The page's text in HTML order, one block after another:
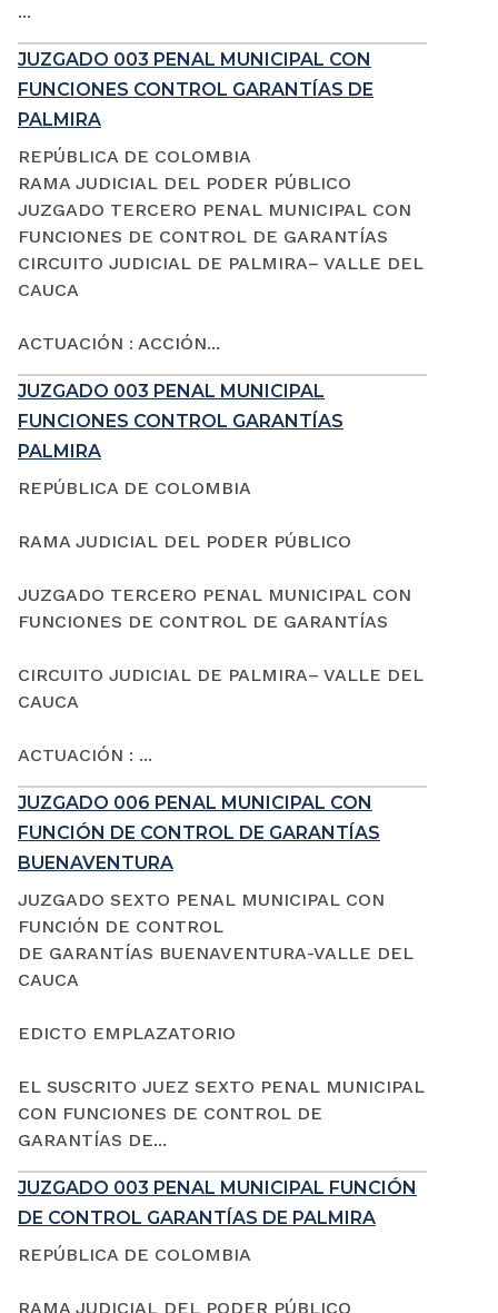
...
JUZGADO 003 PENAL MUNICIPAL CON
FUNCIONES CONTROL GARANTÍAS DE
PALMIRA
REPÚBLICA DE COLOMBIA
RAMA JUDICIAL DEL PODER PÚBLICO
JUZGADO TERCERO PENAL MUNICIPAL CON
FUNCIONES DE CONTROL DE GARANTÍAS
CIRCUITO JUDICIAL DE PALMIRA– VALLE DEL
CAUCA
ACTUACIÓN : ACCIÓN...
JUZGADO 003 PENAL MUNICIPAL
FUNCIONES CONTROL GARANTÍAS
PALMIRA
REPÚBLICA DE COLOMBIA
RAMA JUDICIAL DEL PODER PÚBLICO
JUZGADO TERCERO PENAL MUNICIPAL CON
FUNCIONES DE CONTROL DE GARANTÍAS
CIRCUITO JUDICIAL DE PALMIRA– VALLE DEL
CAUCA
ACTUACIÓN : ...
JUZGADO 006 PENAL MUNICIPAL CON
FUNCIÓN DE CONTROL DE GARANTÍAS
BUENAVENTURA
JUZGADO SEXTO PENAL MUNICIPAL CON
FUNCIÓN DE CONTROL
DE GARANTÍAS BUENAVENTURA-VALLE DEL
CAUCA
EDICTO EMPLAZATORIO
EL SUSCRITO JUEZ SEXTO PENAL MUNICIPAL
CON FUNCIONES DE CONTROL DE
GARANTÍAS DE...
JUZGADO 003 PENAL MUNICIPAL FUNCIÓN
DE CONTROL GARANTÍAS DE PALMIRA
REPÚBLICA DE COLOMBIA
RAMA JUDICIAL DEL PODER PÚBLICO